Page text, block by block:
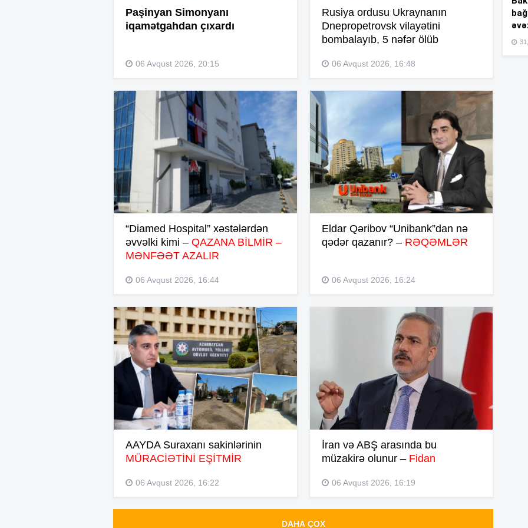
Paşinyan Simonyanı
iqamətgahdan çıxardı
06 Avqust 2026, 20:15
Rusiya ordusu Ukraynanın
Dnepropetrovsk vilayətini
bombalayıb, 5 nəfər ölüb
06 Avqust 2026, 16:48
“Diamed Hospital” xəstələrdən
əvvəlki kimi – QAZANA BİLMİR –
MƏNFƏƏT AZALIR
06 Avqust 2026, 16:44
Eldar Qəribov “Unibank”dan nə
qədər qazanır? – RƏQƏMLƏR
06 Avqust 2026, 16:24
AAYDA Suraxanı sakinlərinin
MÜRACİƏTİNİ EŞİTMİR
06 Avqust 2026, 16:22
İran və ABŞ arasında bu
müzakirə olunur –Fidan
06 Avqust 2026, 16:19
DAHA ÇOX